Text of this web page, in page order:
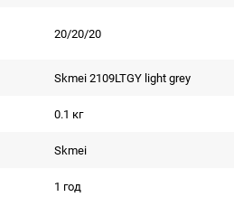
20/20/20
Skmei 2109LTGY light grey
0.1 кг
Skmei
1 год